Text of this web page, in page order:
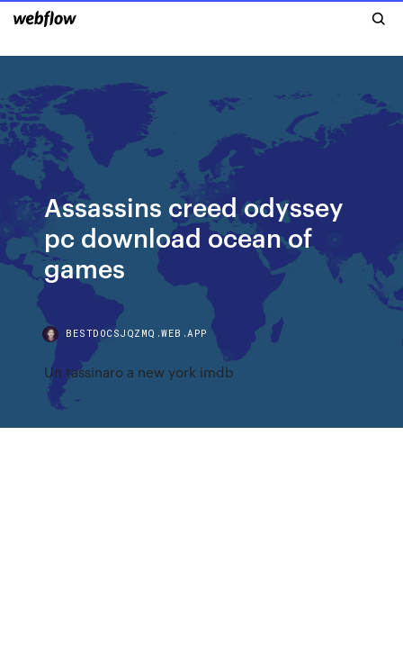
Assassins creed odyssey
pc download ocean of
games
BESTDOCSJQZMQ.WEB.APP
Un tassinaro a new york imdb